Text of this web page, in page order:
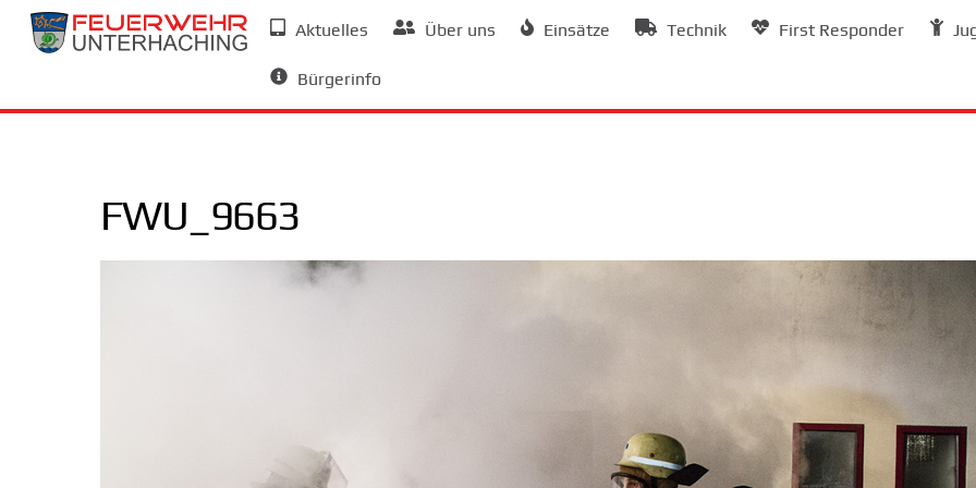
Skip
Aktuelles Über uns Einsätze Technik First Responder
Bürgerinfo
FWU_9663